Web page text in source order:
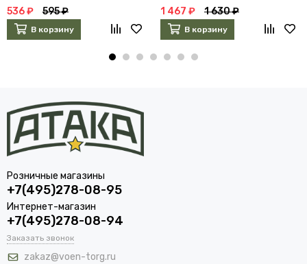
536 ₽ 595 ₽
В корзину
1 467 ₽ 1 630 ₽
В корзину
Розничные магазины
+7(495)278-08-95
Интернет-магазин
+7(495)278-08-94
Заказать звонок
zakaz@voen-torg.ru